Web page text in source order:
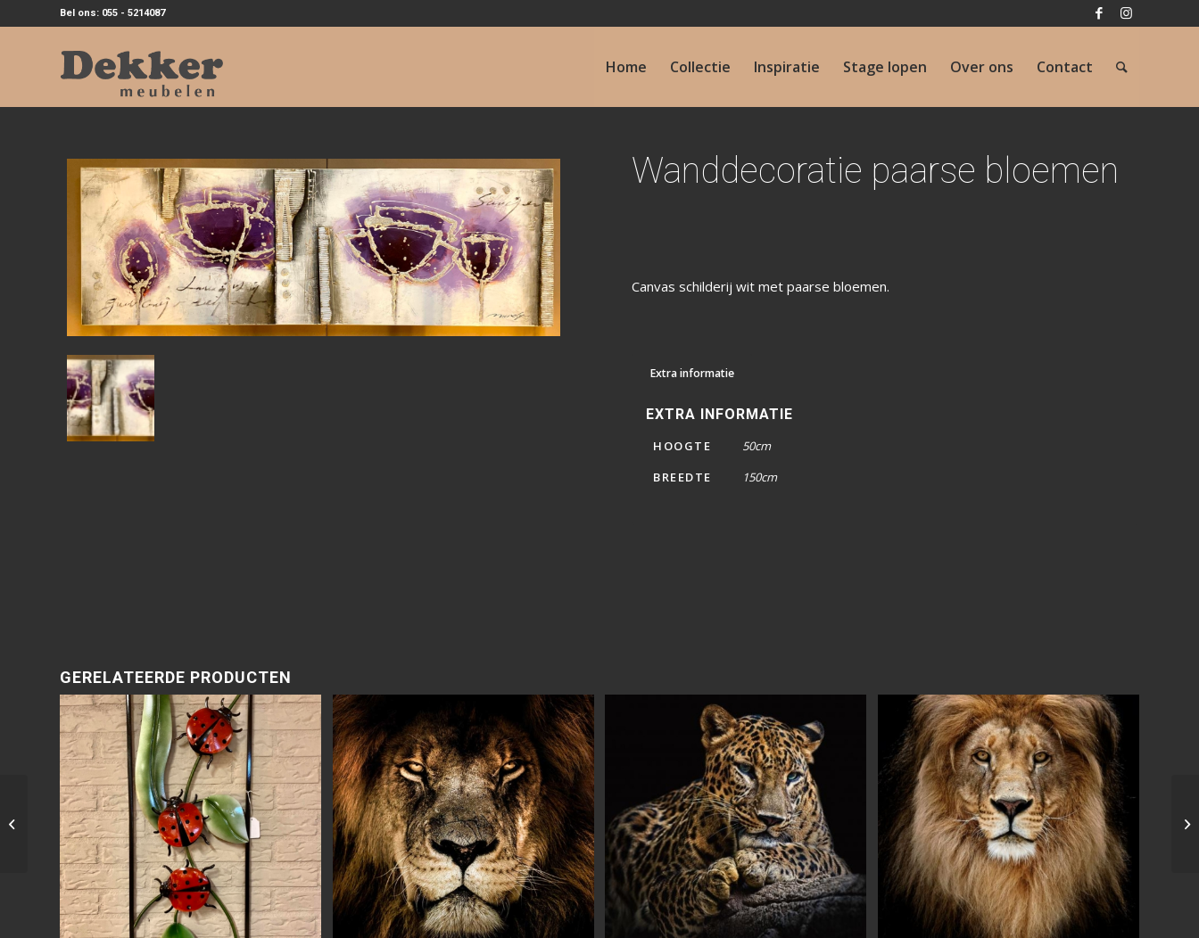
Bel ons: 055 - 5214087
Home Collectie Inspiratie Stage lopen Over ons Contact
Wanddecoratie paarse bloemen
Canvas schilderij wit met paarse bloemen.
Extra informatie
EXTRA INFORMATIE
HOOGTE
50cm
BREEDTE
150cm
GERELATEERDE PRODUCTEN
Wanddecoratie Witte
bloemen